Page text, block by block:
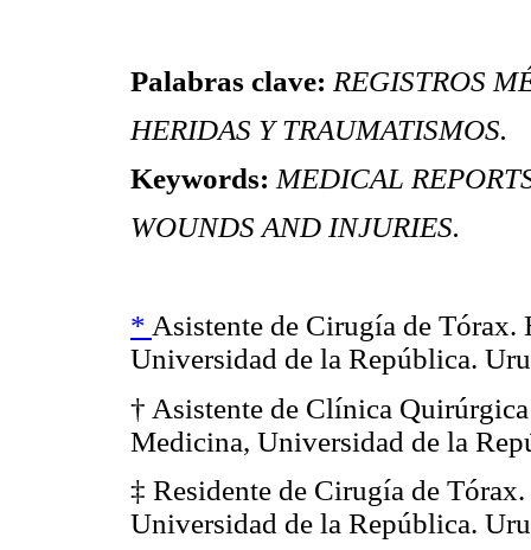
Palabras clave: REGISTROS
HERIDAS Y TRAUMATISMOS.
Keywords: MEDICAL
WOUNDS AND INJURIES.
* Asistente de Cirugía de
Universidad de la República.
† Asistente de Clínica
Medicina, Universidad de la
‡ Residente de Cirugía de
Universidad de la República.